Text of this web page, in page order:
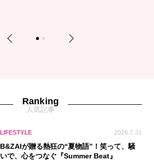
Previous 1 2 Next
Ranking
人気記事
LIFESTYLE 2026.7.31
B&ZAIが贈る熱狂の“夏物語”！笑って、騒
いで、心をつなぐ『Summer Beat』